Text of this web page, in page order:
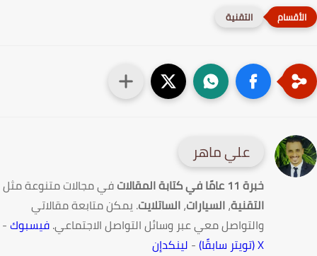
التقنية
علي ماهر
خبرة 11 عامًا في كتابة المقالات
في مجالات متنوعة مثل
التقنية،السيارات،الساتلايت. يمكن متابعة مقالاتي
والتواصل معي عبر وسائل التواصل الاجتماعي.فيسبوك-
-لينكدإن